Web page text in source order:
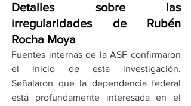
Detalles sobre las
irregularidades de Rubén
Rocha Moya
Fuentes internas de la ASF confirmaron
el inicio de esta investigación.
Señalaron que la dependencia federal
está profundamente interesada en el